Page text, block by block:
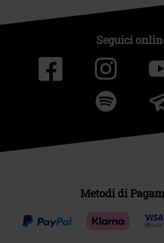
Seguici
Metodi di